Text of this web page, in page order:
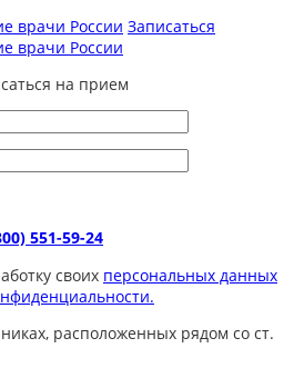
врачи России Записаться
врачи России
на прием
551-59-24
своих персональных данных
расположенных рядом со ст.